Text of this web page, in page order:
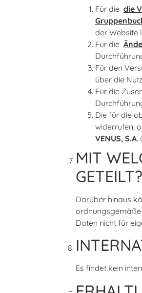
Für die die
der Website
Für die
Für den
über die
Für die
Die für die
widerrufen,
VENUS, S.A.
MIT
GETEILT?
Darüber hinaus
ordnungsgemäße
Daten nicht für
Es findet kein